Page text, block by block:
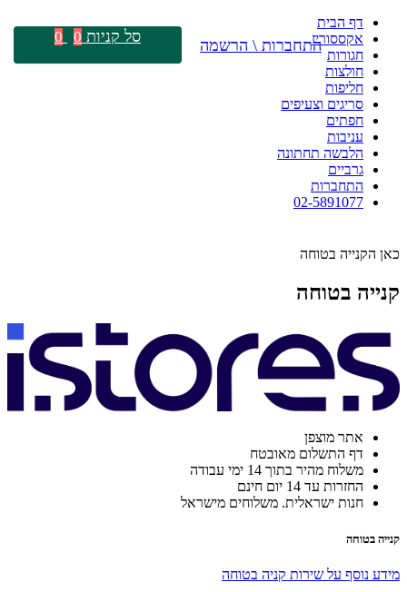
דף הבית
אקססוריז
חגורות
חולצות
חליפות
סריגים וצעיפים
חפתים
עניבות
הלבשה תחתונה
גרביים
התחברות
02-5891077
כאן הקנייה בטוחה
קנייה בטוחה
אתר מוצפן
דף התשלום מאובטח
משלוח מהיר בתוך 14 ימי עבודה
החזרות עד 14 יום חינם
חנות ישראלית. משלוחים מישראל
קנייה בטוחה
מידע נוסף על שירות קניה בטוחה
התחברות \ הרשמה סל קניות 0
0